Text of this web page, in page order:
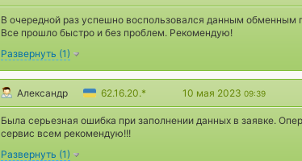
В очередной раз успешно воспользовался данным обменным
Все прошло быстро и без проблем. Рекомендую!
Развернуть (1)
Александр 62.16.20.* 10 мая 2023 09:39
Была серьезная ошибка при заполнении данных в заявке.
сервис всем рекомендую!!!
Развернуть (1)